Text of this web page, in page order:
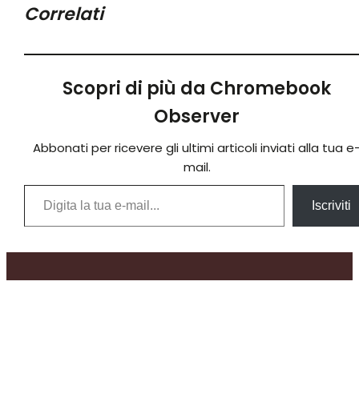
Correlati
Scopri di più da Chromebook
Observer
Abbonati per ricevere gli ultimi articoli inviati alla tua
mail.
Digita la tua e-mail...
Iscriviti